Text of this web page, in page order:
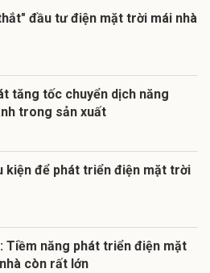
đầu tư điện mặt trời mái nhà
tăng tốc chuyển dịch năng
trong sản xuất
kiện để phát triển điện mặt trời
Tiềm năng phát triển điện mặt
còn rất lớn